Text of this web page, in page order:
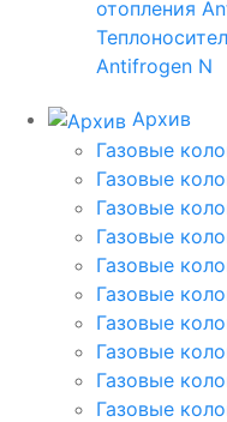
Antifrogen N
Архив
Газовые
Газовые
Газовые
Газовые
Газовые
Газовые
Газовые
Газовые
Газовые
Газовые